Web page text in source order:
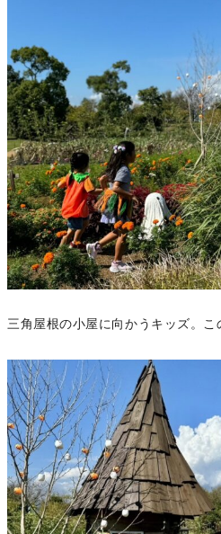
三角屋根の小屋に向かうキッズ。